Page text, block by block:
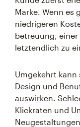
Marke. Wenn es
niedrigeren
betreuung,
letztendlich zu
Umgekehrt
Design und
auswirken.
Klickraten und